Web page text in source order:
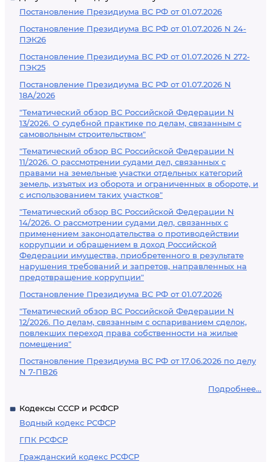
Постановление Президиума ВС РФ от 01.07.2026
Постановление Президиума ВС РФ от 01.07.2026 N 24-
ПЭК26
Постановление Президиума ВС РФ от 01.07.2026 N 272-
ПЭК25
Постановление Президиума ВС РФ от 01.07.2026 N
18А/2026
"Тематический обзор ВС Российской Федерации N
13/2026. О судебной практике по делам, связанным с
самовольным строительством"
"Тематический обзор ВС Российской Федерации N
11/2026. О рассмотрении судами дел, связанных с
правами на земельные участки отдельных категорий
земель, изъятых из оборота и ограниченных в обороте, и
с использованием таких участков"
"Тематический обзор ВС Российской Федерации N
14/2026. О рассмотрении судами дел, связанных с
применением законодательства о противодействии
коррупции и обращением в доход Российской
Федерации имущества, приобретенного в результате
нарушения требований и запретов, направленных на
предотвращение коррупции"
Постановление Президиума ВС РФ от 01.07.2026
"Тематический обзор ВС Российской Федерации N
12/2026. По делам, связанным с оспариванием сделок,
повлекших переход права собственности на жилые
помещения"
Постановление Президиума ВС РФ от 17.06.2026 по делу
N 7-ПВ26
Подробнее...
Кодексы СССР и РСФСР
Водный кодекс РСФСР
ГПК РСФСР
Гражданский кодекс РСФСР